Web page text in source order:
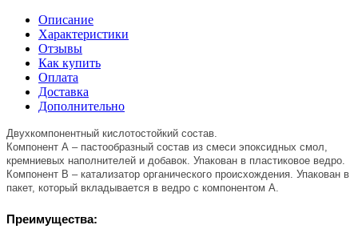
Описание
Характеристики
Отзывы
Как купить
Оплата
Доставка
Дополнительно
Двухкомпонентный кислотостойкий состав.
Компонент А – пастообразный состав из смеси эпоксидных смол,
кремниевых наполнителей и добавок. Упакован в пластиковое ведро.
Компонент В – катализатор органического происхождения. Упакован в
пакет, который вкладывается в ведро с компонентом А.
Преимущества: